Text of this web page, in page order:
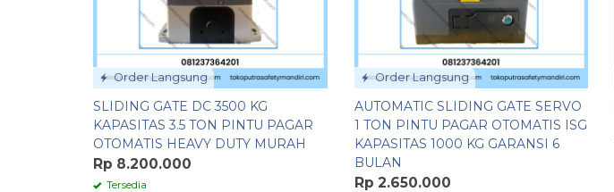
Order Langsung
SLIDING GATE DC 3500 KG
KAPASITAS 3.5 TON PINTU PAGAR
OTOMATIS HEAVY DUTY MURAH
Rp 8.200.000
Tersedia
Order Langsung
AUTOMATIC SLIDING GATE SERVO
1 TON PINTU PAGAR OTOMATIS ISG
KAPASITAS 1000 KG GARANSI 6
BULAN
Rp 2.650.000